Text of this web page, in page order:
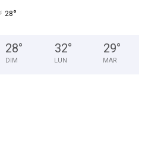
28°
28°
DIM
32°
LUN
29°
MAR